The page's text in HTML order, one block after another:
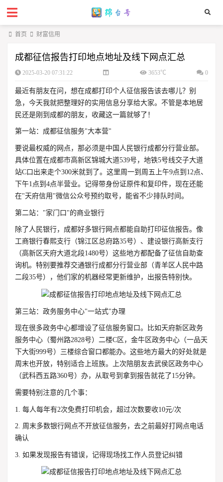
首页 财富信用
成都征信报告打印地点地址及线下网点汇总
2025-03-20 07:31:22 3653℃ 0
最近有朋友在问，想在成都打印个人征信报告该去哪儿？别
急，今天我就把整理好的实用信息分享给大家。不管是本地居
民还是刚到成都的朋友，收藏这一篇就够了！
第一站：成都征信服务"大本营"
要说最权威的网点，那必须是中国人民银行成都分行营业部。
具体位置在成都市高新区锦城大道539号，地铁5号线交子大道
站C口出来走个300米就到了。这里周一到周五上午9点到12点、
下午1点到4点半营业。记得带身份证原件和复印件，现在还能
在"天府信用"微信公众号预约取号，能省不少排队时间。
第二站："家门口"的商业银行
除了人民银行，成都好多银行网点都能自助打印征信报告。像
工商银行春熙支行（锦江区总府路35号）、建设银行高新支行
（高新区天府大道北段1480号）这些地方都配备了征信自助查
询机。特别要推荐交通银行成都分行营业部（青羊区人民中路
二段35号），他们家的机器经常更新维护，出报告特别快。
第三站：政务服务中心"一站式"办理
现在很多政务中心都增设了征信服务窗口。比如天府新区政务
服务中心（蜀州路2828号）二楼C区，金牛区政务中心（一品天
下大街999号）三楼综合窗口都能办。这些地方最大的好处就是
周末也开放，特别适合上班族。上次陪朋友去武侯区政务中心
（武科西五路360号）办，从取号到拿到报告就花了15分钟。
需要特别注意的几个事：
1. 每人每年有2次免费打印机会，超过次数要收10元/次
2. 周末多数银行网点不开放征信服务，去之前最好打网点电话
确认
3. 如果发现报告有错误，记得现场找工作人员登记纠错